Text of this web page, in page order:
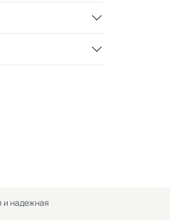
и надежная